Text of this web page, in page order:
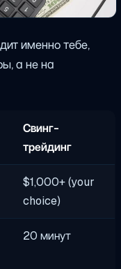
именно тебе,
а не на
Свинг-
трейдинг
$1,000+ (your
choice)
20 минут